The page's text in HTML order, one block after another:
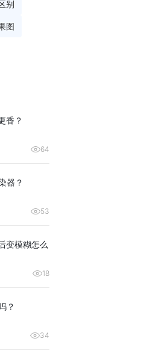
别
图
香？
64
器？
53
变模糊怎么
18
？
34